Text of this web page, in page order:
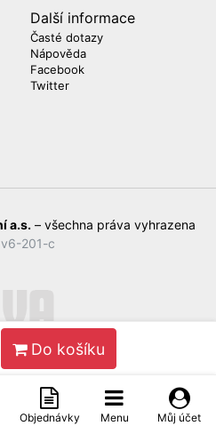
Objednávky Menu Můj účet
Do košíku
Další informace
Časté dotazy
Nápověda
Facebook
Twitter
a.s. – všechna práva vyhrazena
v6-201-c